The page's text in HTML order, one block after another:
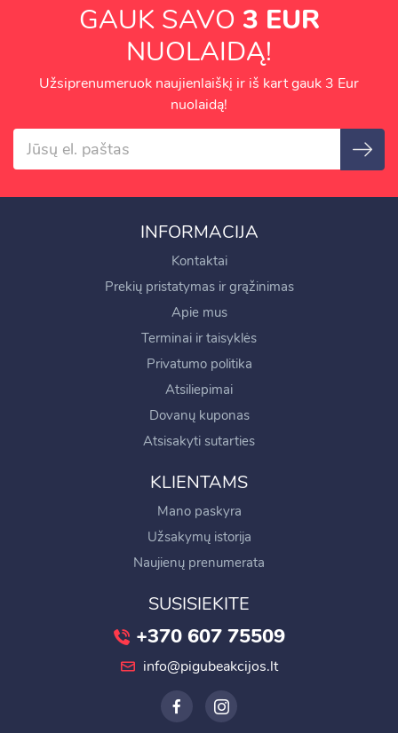
GAUK SAVO 3 EUR
NUOLAIDĄ!
Užsiprenumeruok naujienlaiškį ir iš kart gauk 3 Eur
nuolaidą!
INFORMACIJA
Kontaktai
Prekių pristatymas ir grąžinimas
Apie mus
Terminai ir taisyklės
Privatumo politika
Atsiliepimai
Dovanų kuponas
Atsisakyti sutarties
KLIENTAMS
Mano paskyra
Užsakymų istorija
Naujienų prenumerata
SUSISIEKITE
+370 607 75509
info@pigubeakcijos.lt